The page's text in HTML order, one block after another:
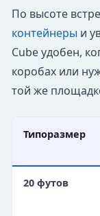
По высоте
контейнеры и
Cube удобен,
коробах или
той же
Типоразмер
20 футов